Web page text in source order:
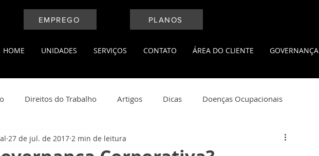
EMPREGO
PLANOS
HOME UNIDADES SERVIÇOS CONTATO ÁREA DO CLIENTE GOVERNANÇA
Direitos do Trabalho Artigos Dicas Doenças Ocupacionais
Medicina do Trabalho Leis Trabalhistas Qualidade de Vida
27 de jul. de 2017 2 min de leitura